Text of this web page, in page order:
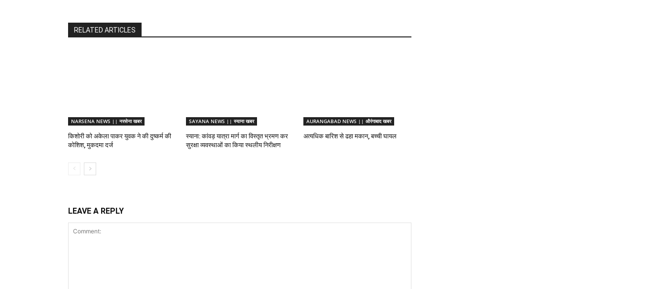
RELATED ARTICLES
NARSENA NEWS || नरसेना खबर
किशोरी को अकेला पाकर युवक ने की दुष्कर्म की
कोशिश, मुकदमा दर्ज
SAYANA NEWS || स्याना खबर
स्याना: कांवड़ यात्रा मार्ग का विस्तृत भ्रमण कर
सुरक्षा व्यवस्थाओं का किया स्थलीय निरीक्षण
AURANGABAD NEWS || औरंगाबाद खबर
अत्यधिक बारिश से ढहा मकान, बच्ची घायल
LEAVE A REPLY